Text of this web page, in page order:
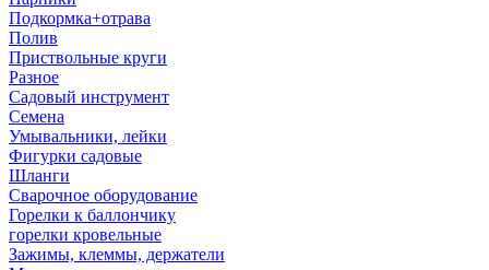
Подкормка+отрава
Полив
Приствольные круги
Разное
Садовый инструмент
Семена
Умывальники, лейки
Фигурки садовые
Шланги
Сварочное оборудование
Горелки к баллончику
горелки кровельные
Зажимы, клеммы, держатели